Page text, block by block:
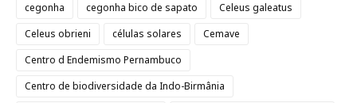
cegonha
cegonha bico de sapato
Celeus galeatus
Celeus obrieni
células solares
Cemave
Centro d Endemismo Pernambuco
Centro de biodiversidade da Indo-Birmânia